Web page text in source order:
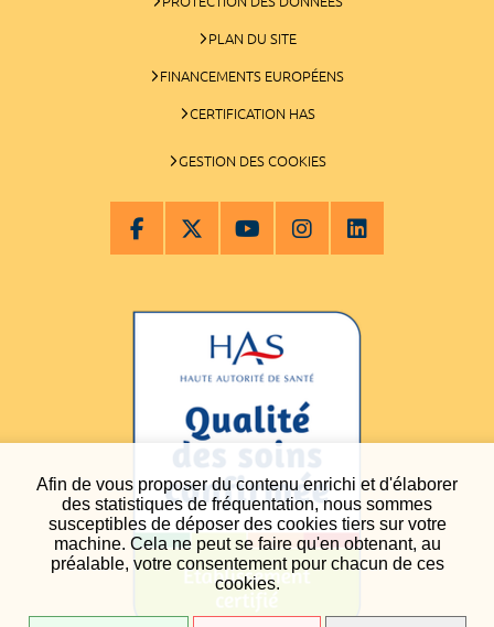
Afin de vous proposer du contenu enrichi et d'élaborer
des statistiques de fréquentation, nous sommes
susceptibles de déposer des cookies tiers sur votre
machine. Cela ne peut se faire qu'en obtenant, au
préalable, votre consentement pour chacun de ces
cookies.
PLAN DU SITE
FINANCEMENTS EUROPÉENS
CERTIFICATION HAS
GESTION DES COOKIES